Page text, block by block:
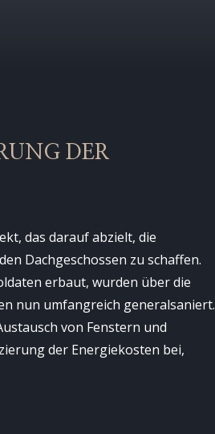
DER
das darauf abzielt, die
Dachgeschossen zu schaffen.
erbaut, wurden über die
nun umfangreich generalsaniert.
von Fenstern und
der Energiekosten bei,